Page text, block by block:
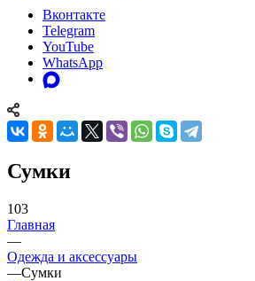
Вконтакте
Telegram
YouTube
WhatsApp
Сумки
103
Главная
—
Одежда и аксессуары
—Сумки